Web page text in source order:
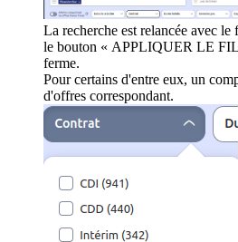
La recherche est relancée avec
le bouton « APPLIQUER LE
ferme.
Pour certains d'entre eux, un
d'offres correspondant.